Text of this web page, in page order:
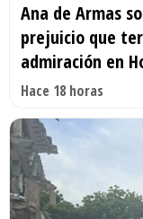
Ana de Armas
prejuicio que
admiración en
Hace 18 horas